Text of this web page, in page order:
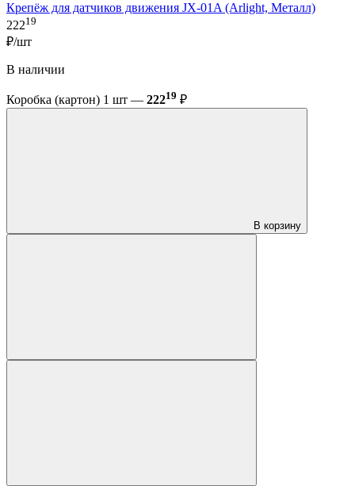
Крепёж для датчиков движения JX-01A (Arlight, Металл)
22219
₽/шт
В наличии
Коробка (картон) 1 шт — 22219 ₽
В корзину